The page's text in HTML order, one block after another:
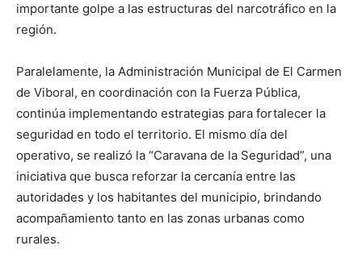
importante golpe a las estructuras del narcotráfico en la
región.
Paralelamente, la Administración Municipal de El Carmen
de Viboral, en coordinación con la Fuerza Pública,
continúa implementando estrategias para fortalecer la
seguridad en todo el territorio. El mismo día del
operativo, se realizó la “Caravana de la Seguridad”, una
iniciativa que busca reforzar la cercanía entre las
autoridades y los habitantes del municipio, brindando
acompañamiento tanto en las zonas urbanas como
rurales.